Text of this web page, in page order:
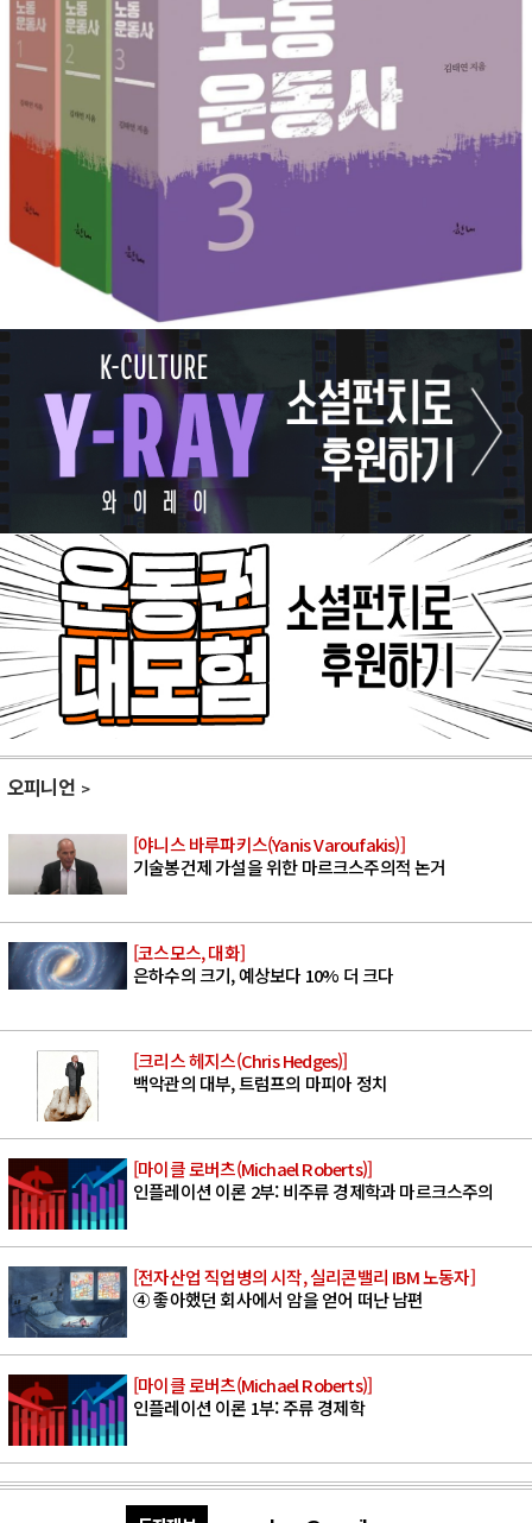
오피니언
[야니스 바루파키스(Yanis Varoufakis)]
기술봉건제 가설을 위한 마르크스주의적 논거
[코스모스, 대화]
은하수의 크기, 예상보다 10% 더 크다
[크리스 헤지스(Chris Hedges)]
백악관의 대부, 트럼프의 마피아 정치
[마이클 로버츠(Michael Roberts)]
인플레이션 이론 2부: 비주류 경제학과 마르크스주의
[전자산업 직업병의 시작, 실리콘밸리 IBM 노동자]
④ 좋아했던 회사에서 암을 얻어 떠난 남편
[마이클 로버츠(Michael Roberts)]
인플레이션 이론 1부: 주류 경제학